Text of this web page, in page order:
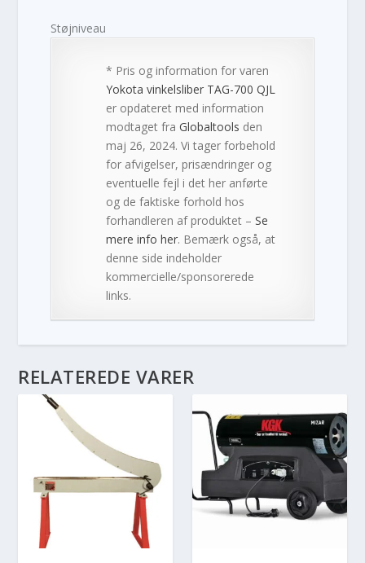
Støjniveau
* Pris og information for varen
Yokota vinkelsliber TAG-700 QJL
er opdateret med information
modtaget fraGlobaltools den
maj 26, 2024. Vi tager forbehold
for afvigelser, prisændringer og
eventuelle fejl i det her anførte
og de faktiske forhold hos
forhandleren af produktet –Se
mere info her. Bemærk også, at
denne side indeholder
kommercielle/sponsorerede
links.
RELATEREDE VARER